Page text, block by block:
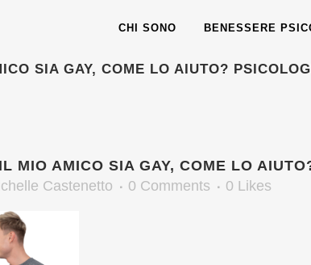
CHI SONO BENESSERE
SIA GAY, COME LO AIUTO?
MIO AMICO SIA GAY, COME LO
Castenetto 0 Comments 0 Likes